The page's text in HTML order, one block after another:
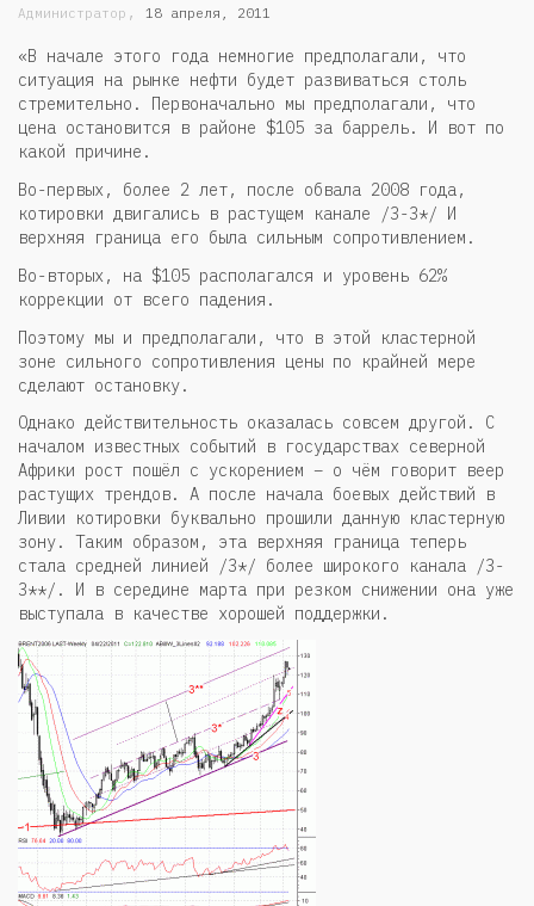
Администратор , 18 апреля, 2011
«В начале этого года немногие предполагали, что
ситуация на рынке нефти будет развиваться столь
стремительно. Первоначально мы предполагали, что
цена остановится в районе $105 за баррель. И вот по
какой причине.
Во-первых, более 2 лет, после обвала 2008 года,
котировки двигались в растущем канале /3-3*/ И
верхняя граница его была сильным сопротивлением.
Во-вторых, на $105 располагался и уровень 62%
коррекции от всего падения.
Поэтому мы и предполагали, что в этой кластерной
зоне сильного сопротивления цены по крайней мере
сделают остановку.
Однако действительность оказалась совсем другой. С
началом известных событий в государствах северной
Африки рост пошёл с ускорением – о чём говорит веер
растущих трендов. А после начала боевых действий в
Ливии котировки буквально прошили данную кластерную
зону. Таким образом, эта верхняя граница теперь
стала средней линией /3*/ более широкого канала /3-
3**/. И в середине марта при резком снижении она уже
выступала в качестве хорошей поддержки.